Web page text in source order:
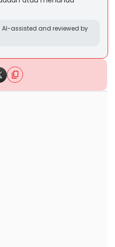
assisted and reviewed by